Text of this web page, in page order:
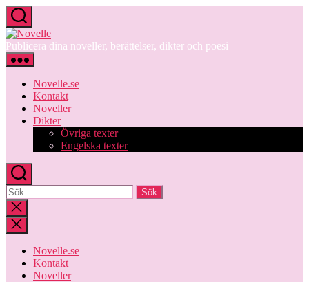
Hoppa
till
innehåll
Novelle
Publicera dina noveller, berättelser, dikter och poesi
Novelle.se
Kontakt
Noveller
Dikter
Övriga texter
Engelska texter
Sök
efter:
Stäng
sökningen
Novelle.se
Kontakt
Noveller